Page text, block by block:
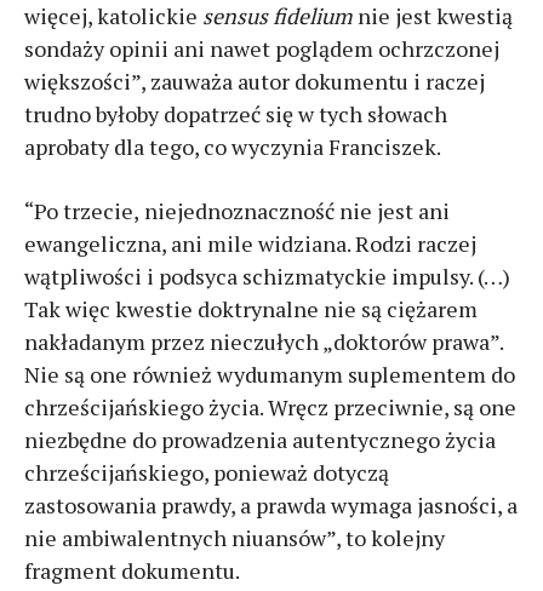
więcej, katolickie sensus fidelium nie jest kwestią
sondaży opinii ani nawet poglądem ochrzczonej
większości”, zauważa autor dokumentu i raczej
trudno byłoby dopatrzeć się w tych słowach
aprobaty dla tego, co wyczynia Franciszek.
“Po trzecie, niejednoznaczność nie jest ani
ewangeliczna, ani mile widziana. Rodzi raczej
wątpliwości i podsyca schizmatyckie impulsy. (…)
Tak więc kwestie doktrynalne nie są ciężarem
nakładanym przez nieczułych „doktorów prawa”.
Nie są one również wydumanym suplementem do
chrześcijańskiego życia. Wręcz przeciwnie, są one
niezbędne do prowadzenia autentycznego życia
chrześcijańskiego, ponieważ dotyczą
zastosowania prawdy, a prawda wymaga jasności, a
nie ambiwalentnych niuansów”, to kolejny
fragment dokumentu.